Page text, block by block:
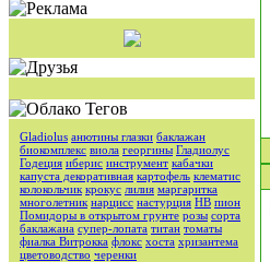
Gladiolus анютины глазки баклажан
биокомплекс виола георгины Гладиолус
Годеция иберис инструмент кабачки
капуста декоративная картофель клематис
колокольчик крокус лилия маргаритка
многолетник нарцисс настурция НВ пион
Помидоры в открытом грунте розы сорта
баклажана супер-лопата титан томаты
фиалка Витрокка флокс хоста хризантема
цветоводство черенки